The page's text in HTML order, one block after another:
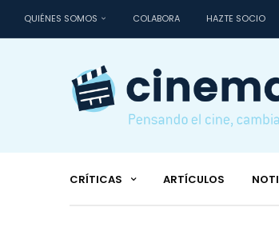
QUIÉNES SOMOS COLABORA HAZTE SOCIO
CRÍTICAS ARTÍCULOS